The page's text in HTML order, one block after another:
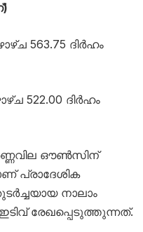
563.75 ദിർഹം
522.00 ദിർഹം
ഔൺസിന്
പ്രാദേശിക
നാലാം
രേഖപ്പെടുത്തുന്നത്.